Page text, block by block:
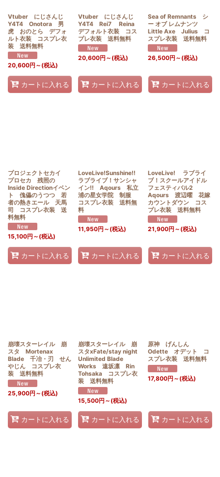
Vtuber にじさんじ
Y4T4 Onotora 男
虎 おのとら デフォ
ルト衣装 コスプレ衣
装 送料無料
20,600円 ～ (税込)
カートに入れる
Vtuber にじさんじ
Y4T4 Rei7 Reina
デフォルト衣装 コス
プレ衣装 送料無料
20,600円 ～ (税込)
カートに入れる
Sea of Remnants シ
ー オブ レムナンツ
Little Axe Julius コ
スプレ衣装 送料無料
26,500円 ～ (税込)
カートに入れる
プロジェクトセカイ
プロセカ 残照の
Inside Directionイベン
ト 傀儡のうつつ 若
者の熱きエール 天馬
司 コスプレ衣装 送
料無料
15,100円 ～ (税込)
カートに入れる
LoveLive!Sunshine!!
ラブライブ！サンシャ
イン!! Aqours 私立
浦の星女学院 制服
コスプレ衣装 送料無
料
11,950円 ～ (税込)
カートに入れる
LoveLive! ラブライ
ブ！スクールアイドル
フェスティバル2
Aqours 渡辺曜 花嫁
カウントダウン コス
プレ衣装 送料無料
21,900円 ～ (税込)
カートに入れる
崩壊スターレイル 崩
スタ Mortenax
Blade 千冶・刃 せん
やじん コスプレ衣
装 送料無料
25,900円 ～ (税込)
カートに入れる
崩壊スターレイル 崩
スタxFate/stay night
Unlimited Blade
Works 遠坂凛 Rin
Tohsaka コスプレ衣
装 送料無料
15,500円 ～ (税込)
カートに入れる
原神 げんしん
Odette オデット コ
スプレ衣装 送料無料
17,800円 ～ (税込)
カートに入れる